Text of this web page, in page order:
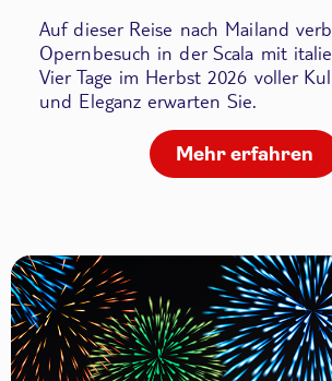
Auf dieser Reise nach Mailand
Opernbesuch in der Scala mit
Vier Tage im Herbst 2026 voller
und Eleganz erwarten Sie.
Mehr erfahren